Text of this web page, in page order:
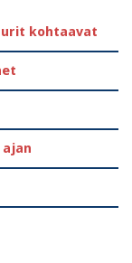
kohtaavat